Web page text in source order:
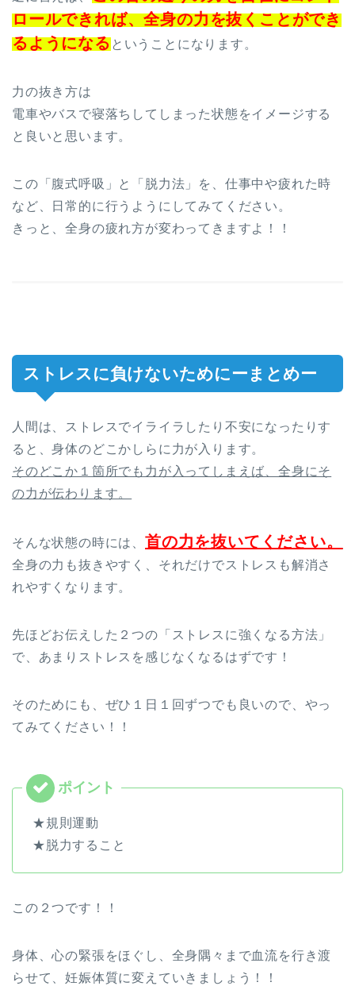
ロールできれば、全身の力を抜くことができ
るようになるということになります。
力の抜き方は
電車やバスで寝落ちしてしまった状態をイメージする
と良いと思います。
この「腹式呼吸」と「脱力法」を、仕事中や疲れた時
など、日常的に行うようにしてみてください。
きっと、全身の疲れ方が変わってきますよ！！
ストレスに負けないためにーまとめー
人間は、ストレスでイライラしたり不安になったりす
ると、身体のどこかしらに力が入ります。
そのどこか１箇所でも力が入ってしまえば、全身にそ
の力が伝わります。
そんな状態の時には、 首の力を抜いてください。
全身の力も抜きやすく、それだけでストレスも解消さ
れやすくなります。
先ほどお伝えした２つの「ストレスに強くなる方法」
で、あまりストレスを感じなくなるはずです！
そのためにも、ぜひ１日１回ずつでも良いので、やっ
てみてください！！
★規則運動
★脱力すること
この２つです！！
身体、心の緊張をほぐし、全身隅々まで血流を行き渡
らせて、妊娠体質に変えていきましょう！！